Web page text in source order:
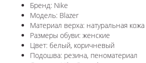
Бренд: Nike
Модель: Blazer
Материал верха: натуральная кожа
Размеры обуви: женские
Цвет: белый, коричневый
Подошва: резина, пеноматериал